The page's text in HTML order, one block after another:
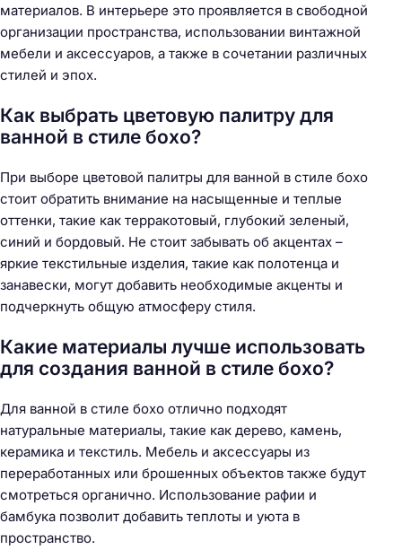
материалов. В интерьере это проявляется в свободной
организации пространства, использовании винтажной
мебели и аксессуаров, а также в сочетании различных
стилей и эпох.
Как выбрать цветовую палитру для
ванной в стиле бохо?
При выборе цветовой палитры для ванной в стиле бохо
стоит обратить внимание на насыщенные и теплые
оттенки, такие как терракотовый, глубокий зеленый,
синий и бордовый. Не стоит забывать об акцентах –
яркие текстильные изделия, такие как полотенца и
занавески, могут добавить необходимые акценты и
подчеркнуть общую атмосферу стиля.
Какие материалы лучше использовать
для создания ванной в стиле бохо?
Для ванной в стиле бохо отлично подходят
натуральные материалы, такие как дерево, камень,
керамика и текстиль. Мебель и аксессуары из
переработанных или брошенных объектов также будут
смотреться органично. Использование рафии и
бамбука позволит добавить теплоты и уюта в
пространство.